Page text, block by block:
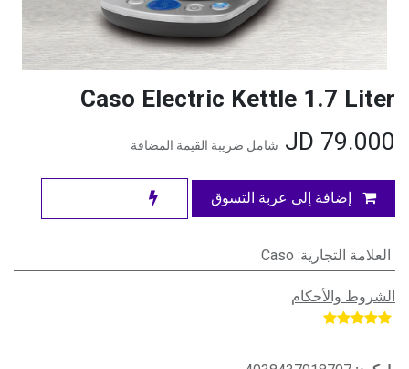
Caso Electric Kettle 1.7 Liter
79.000
شامل ضريبة القيمة المضافة
إضافة إلى عربة التسوق
العلامة التجارية:
Caso
الشروط والأحكام